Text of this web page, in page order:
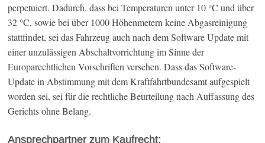
perpetuiert. Dadurch, dass bei Temperaturen unter 10 °C und über
32 °C, sowie bei über 1000 Höhenmetern keine Abgasreinigung
stattfindet, sei das Fahrzeug auch nach dem Software Update mit
einer unzulässigen Abschaltvorrichtung im Sinne der
Europarechtlichen Vorschriften versehen. Dass das Software-
Update in Abstimmung mit dem Kraftfahrtbundesamt aufgespielt
worden sei, sei für die rechtliche Beurteilung nach Auffassung des
Gerichts ohne Belang.
Ansprechpartner zum Kaufrecht: